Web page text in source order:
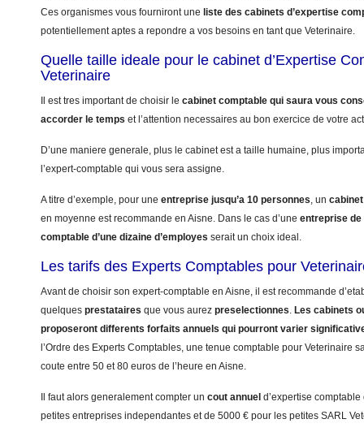
Ces organismes vous fourniront une liste des cabinets d’expertise
potentiellement aptes a repondre a vos besoins en tant que Veterinaire.
Quelle taille ideale pour le cabinet d’Expertise
Veterinaire
Il est tres important de choisir le cabinet comptable qui saura vous
accorder le temps et l’attention necessaires au bon exercice de votre
D’une maniere generale, plus le cabinet est a taille humaine, plus
l’expert-comptable qui vous sera assigne.
A titre d’exemple, pour une entreprise jusqu’a 10 personnes, un
en moyenne est recommande en Aisne. Dans le cas d’une entreprise de
comptable d’une dizaine d’employes serait un choix ideal.
Les tarifs des Experts Comptables pour
Avant de choisir son expert-comptable en Aisne, il est recommande
quelques prestataires que vous aurez preselectionnes. Les cabinets
proposeront differents forfaits annuels qui pourront varier
l’Ordre des Experts Comptables, une tenue comptable pour Veterinaire
coute entre 50 et 80 euros de l’heure en Aisne.
Il faut alors generalement compter un cout annuel d’expertise
petites entreprises independantes et de 5000 € pour les petites SARL